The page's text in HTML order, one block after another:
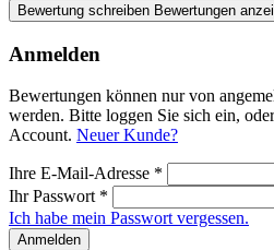
Bewertung schreiben Bewertungen
Anmelden
Bewertungen können nur von
werden. Bitte loggen Sie sich ein,
Account. Neuer Kunde?
Ihre E-Mail-Adresse *
Ihr Passwort *
Ich habe mein Passwort vergessen.
Anmelden